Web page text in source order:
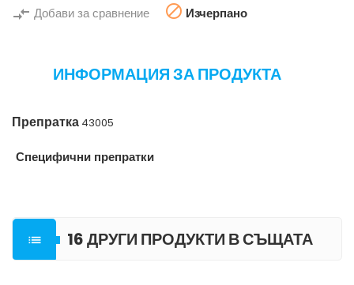
compare_arrows Добави за сравнение  Изчерпано
ИНФОРМАЦИЯ ЗА ПРОДУКТА
Препратка 43005
Специфични препратки

16 ДРУГИ ПРОДУКТИ В СЪЩАТА